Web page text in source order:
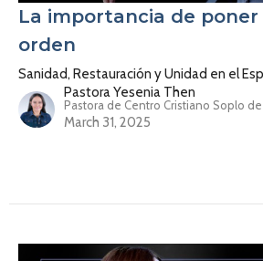
La importancia de poner
orden
Sanidad, Restauración y Unidad en el
Pastora Yesenia Then
Pastora de Centro Cristiano Soplo
March 31, 2025